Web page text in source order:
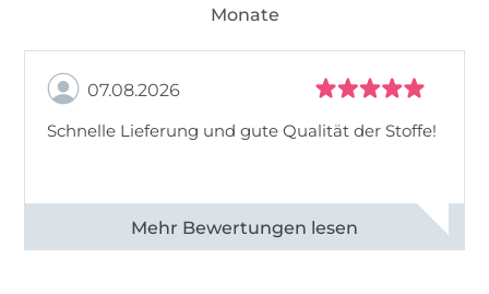
Monate
07.08.2026
Schnelle Lieferung und gute Qualität der Stoffe!
Alle 82990 Bewertungen ansehen